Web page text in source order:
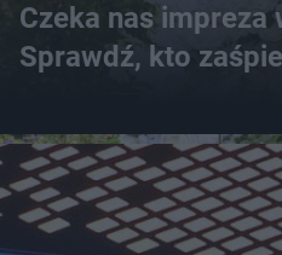
Czeka nas impreza
Sprawdź, kto